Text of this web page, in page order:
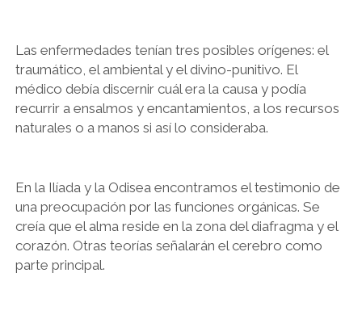
Las enfermedades tenían tres posibles orígenes: el
traumático, el ambiental y el divino-punitivo. El
médico debía discernir cuál era la causa y podía
recurrir a ensalmos y encantamientos, a los recursos
naturales o a manos si así lo consideraba.
En la Ilíada y la Odisea encontramos el testimonio de
una preocupación por las funciones orgánicas. Se
creía que el alma reside en la zona del diafragma y el
corazón. Otras teorías señalarán el cerebro como
parte principal.